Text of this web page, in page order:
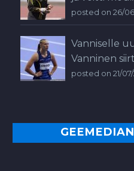
posted on 26/
Vanniselle
Vanninen
posted on 21/